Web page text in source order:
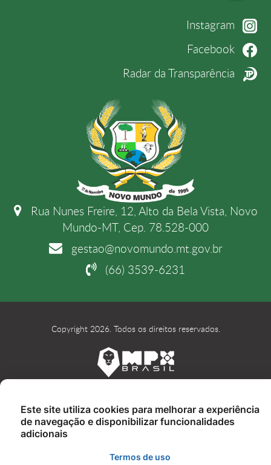
Instagram
Facebook
Radar da Transparência
Rua Nunes Freire, 12, Alto da Bela Vista, Novo
Mundo-MT, Cep. 78.528-000
gestao@novomundo.mt.gov.br
(66) 3539-6231
Copyright 2026. Todos os direitos reservados.
Este site utiliza cookies para melhorar a experiência
de navegação e disponibilizar funcionalidades
adicionais
Termos de uso